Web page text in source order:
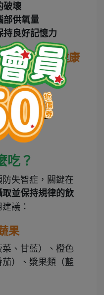
破壞
部供氧量
持良好記憶力
– 維護腦部健康
仁
中風風險
緩大腦老化
吃？
失智症，關鍵在
並保持規律的飲
議：
果
、甘藍）、橙色
）、漿果類（藍